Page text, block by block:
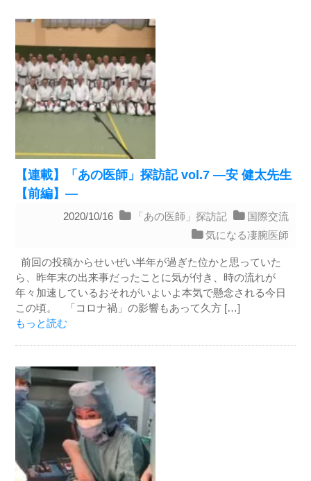
【連載】「あの医師」探訪記 vol.7 ―安 健太先生
【前編】―
2020/10/16 「あの医師」探訪記
国際交流
気になる凄腕医師
前回の投稿からせいぜい半年が過ぎた位かと思っていた
ら、昨年末の出来事だったことに気が付き、時の流れが
年々加速しているおそれがいよいよ本気で懸念される今日
この頃。 「コロナ禍」の影響もあって久方 […]
もっと読む